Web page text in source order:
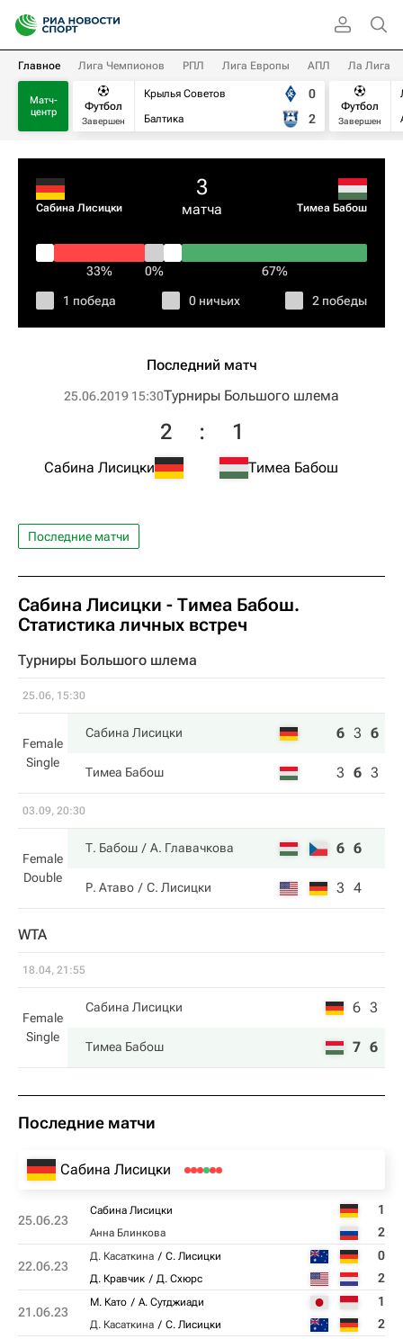
Главное Лига Чемпионов РПЛ Лига Европы АПЛ Ла Лига
Матч-
центр
Футбол
Завершен
Крылья Советов
Балтика
0
2
Футбол
Завершен
Сабина Лисицки
3
матча Тимеа Бабош
33% 0% 67%
1 победа 0 ничьих 2 победы
Последний матч
25.06.2019 15:30Турниры Большого шлема
Сабина Лисицки
2 : 1
Тимеа Бабош
Последние матчи
Сабина Лисицки - Тимеа Бабош.
Статистика личных встреч
Турниры Большого шлема
25.06, 15:30
Female
Single
Сабина Лисицки 6 3 6
Тимеа Бабош 3 6 3
03.09, 20:30
Female
Double
Т. Бабош А. Главачкова 6 6
Р. Атаво С. Лисицки 3 4
WTA
18.04, 21:55
Female
Single
Сабина Лисицки 6 3
Тимеа Бабош 7 6
Последние матчи
Сабина Лисицки
25.06.23
Сабина Лисицки 1
Анна Блинкова 2
22.06.23
Д. Касаткина С. Лисицки 0
Д. Кравчик Д. Схюрс 2
21.06.23
М. Като А. Сутджиади 1
Д. Касаткина С. Лисицки 2